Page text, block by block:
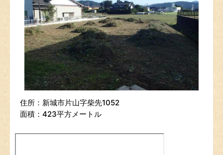
住所：新城市片山字柴先1052
面積：423平方メートル